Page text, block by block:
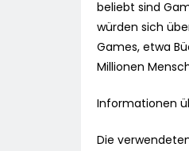
beliebt sind
würden sich
Games, etwa
Millionen
Informationen
Die